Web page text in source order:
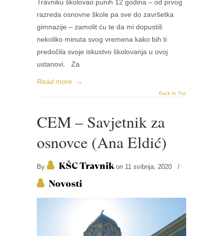
Travniku školovao punih 12 godina – od prvog
razreda osnovne škole pa sve do završetka
gimnazije – zamolit ću te da mi dopustiš
nekoliko minuta svog vremena kako bih ti
predočila svoje iskustvo školovanja u ovoj
ustanovi. Za
Read more →
Back to Top
CEM – Savjetnik za
osnovce (Ana Eldić)
By KŠC Travnik on 11 svibnja, 2020 /
Novosti